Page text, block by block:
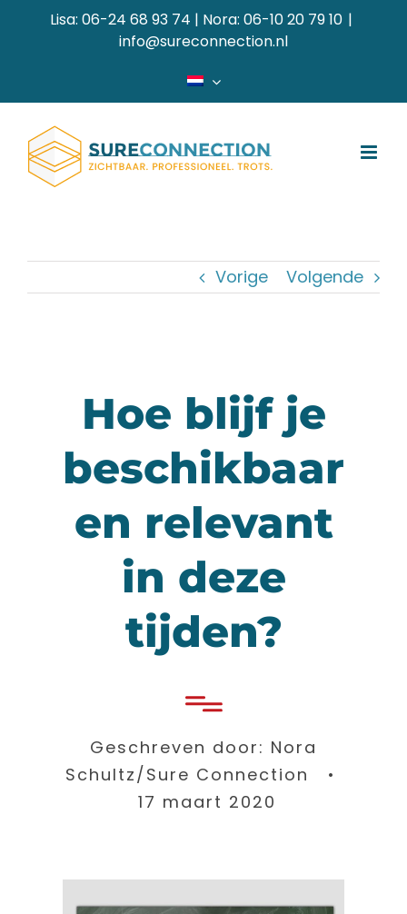
Lisa: 06-24 68 93 74 | Nora: 06-10 20 79 10 |
info@sureconnection.nl
Vorige Volgende
Hoe blijf je
beschikbaar
en relevant
in deze
tijden?
Geschreven door: Nora
Schultz/Sure Connection •
17 maart 2020